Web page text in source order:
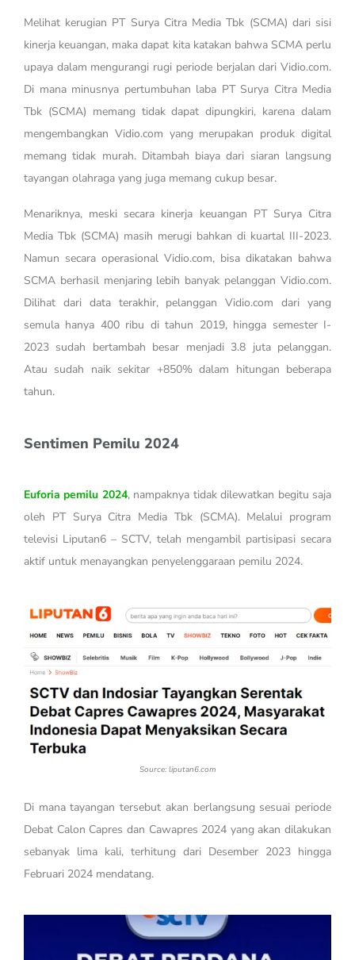
Melihat kerugian PT Surya Citra Media Tbk (SCMA) dari sisi
kinerja keuangan, maka dapat kita katakan bahwa SCMA perlu
upaya dalam mengurangi rugi periode berjalan dari Vidio.com.
Di mana minusnya pertumbuhan laba PT Surya Citra Media
Tbk (SCMA) memang tidak dapat dipungkiri, karena dalam
mengembangkan Vidio.com yang merupakan produk digital
memang tidak murah. Ditambah biaya dari siaran langsung
tayangan olahraga yang juga memang cukup besar.
Menariknya, meski secara kinerja keuangan PT Surya Citra
Media Tbk (SCMA) masih merugi bahkan di kuartal III-2023.
Namun secara operasional Vidio.com, bisa dikatakan bahwa
SCMA berhasil menjaring lebih banyak pelanggan Vidio.com.
Dilihat dari data terakhir, pelanggan Vidio.com dari yang
semula hanya 400 ribu di tahun 2019, hingga semester I-
2023 sudah bertambah besar menjadi 3.8 juta pelanggan.
Atau sudah naik sekitar +850% dalam hitungan beberapa
tahun.
Sentimen Pemilu 2024
Euforia pemilu 2024, nampaknya tidak dilewatkan begitu saja
oleh PT Surya Citra Media Tbk (SCMA). Melalui program
televisi Liputan6 – SCTV, telah mengambil partisipasi secara
aktif untuk menayangkan penyelenggaraan pemilu 2024.
Source: liputan6.com
Di mana tayangan tersebut akan berlangsung sesuai periode
Debat Calon Capres dan Cawapres 2024 yang akan dilakukan
sebanyak lima kali, terhitung dari Desember 2023 hingga
Februari 2024 mendatang.